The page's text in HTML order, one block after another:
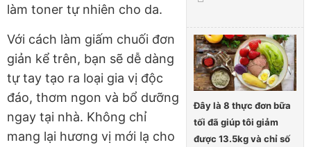
Đây là 8 thực đơn bữa
tối đã giúp tôi giảm
được 13.5kg và chỉ số
làm toner tự nhiên cho da.
Với cách làm giấm chuối đơn
giản kể trên, bạn sẽ dễ dàng
tự tay tạo ra loại gia vị độc
đáo, thơm ngon và bổ dưỡng
ngay tại nhà. Không chỉ
mang lại hương vị mới lạ cho